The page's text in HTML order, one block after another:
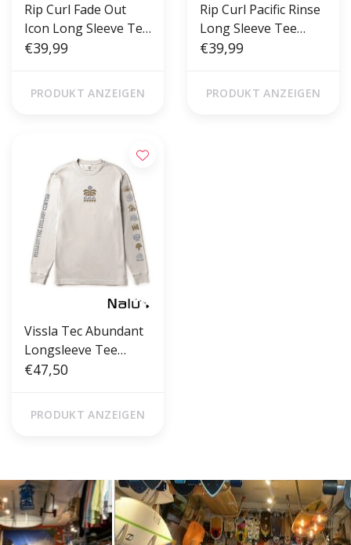
Rip Curl Fade Out
Icon Long Sleeve Tee
White
€39,99
PRODUKT ANZEIGEN
Rip Curl Pacific Rinse
Long Sleeve Tee
Ocher
€39,99
PRODUKT ANZEIGEN
Vissla Tec Abundant
Longsleeve Tee
White
€47,50
PRODUKT ANZEIGEN